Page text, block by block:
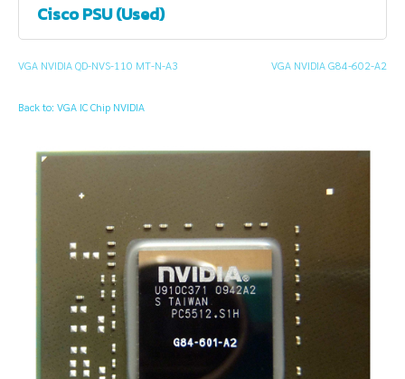
Cisco PSU (Used)
VGA NVIDIA G84-602-A2
VGA NVIDIA QD-NVS-110 MT-N-A3
Back to: VGA IC Chip NVIDIA